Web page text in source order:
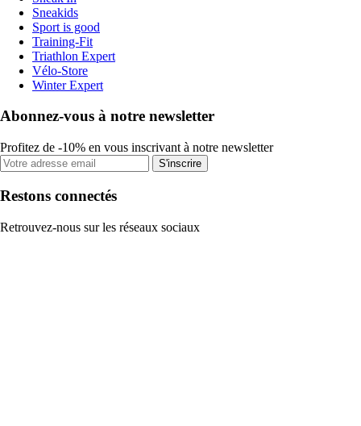
Sneakids
Sport is good
Training-Fit
Triathlon Expert
Vélo-Store
Winter Expert
Abonnez-vous à notre newsletter
Profitez de -10% en vous inscrivant à notre newsletter
S'inscrire
Restons connectés
Retrouvez-nous sur les réseaux sociaux